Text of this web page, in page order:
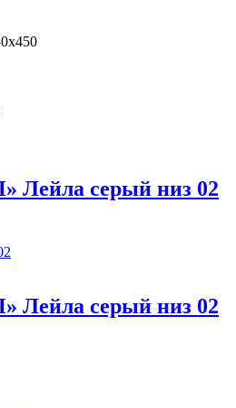
Лейла серый низ 02
Лейла серый низ 02